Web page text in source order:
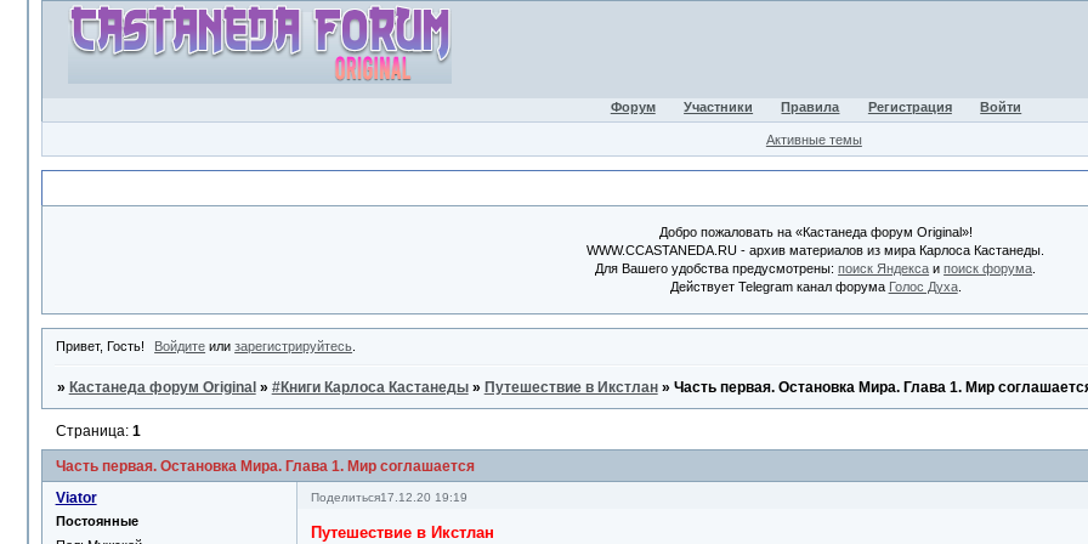
Форум Участники Правила Регистрация Войти
Активные темы
Добро пожаловать на «Кастанеда форум Original»!
WWW.CCASTANEDA.RU - архив материалов из мира Карлоса Кастанеды.
Для Вашего удобства предусмотрены:поиск Яндекса ипоиск форума
Действует Telegram канал форума Голос Духа.
Привет, Гость! Войдите илизарегистрируйтесь
» Кастанеда форум Original » #Книги Карлоса Кастанеды » Путешествие в Икстлан » Часть первая. Остановка Мира. Глава 1. Мир
Часть первая. Остановка Мира. Глава 1. Мир соглашается
Страница: 1
Поделиться17.12.20 19:19
Viator
Постоянные
Путешествие в Икстлан